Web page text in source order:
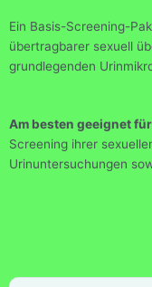
Ein Basis-Screening-
übertragbarer sexuell
grundlegenden
Am besten geeignet
Screening ihrer
Urinuntersuchungen